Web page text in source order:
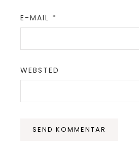
E-MAIL *
WEBSTED